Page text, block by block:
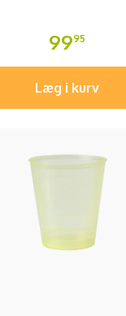
9995
Læg i kurv